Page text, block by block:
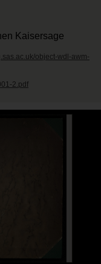
Kaisersage
object-wdl-awm-
2.pdf